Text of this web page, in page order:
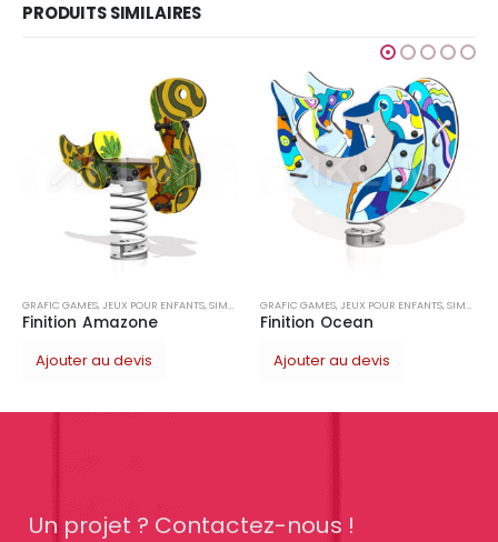
PRODUITS SIMILAIRES
GRAFIC GAMES,JEUX POUR ENFANTS,SIMPLE
Finition Ocean
Ajouter au devis
JEUX CLASSIQUES,JEUX POUR ENFANTS
Ajouter au devis
Un projet ? Contactez-nous !